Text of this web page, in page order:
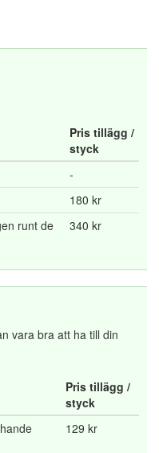
Pris tillägg /
styck
-
180 kr
runt de
340 kr
vara bra att ha till din
Pris tillägg /
styck
129 kr